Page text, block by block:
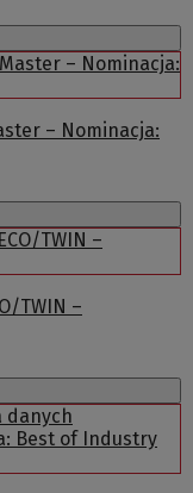
– Nominacja:
TWIN –